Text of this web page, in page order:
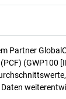
Partner
(GWP100